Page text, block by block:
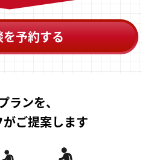
予約する
ランを、
ご提案します